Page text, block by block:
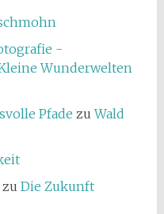
-
Wunderwelten
Pfade zuWald
zu Die Zukunft